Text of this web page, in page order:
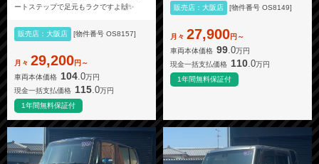
ートステップで足元もラクですよ🙌✨
販売店：大阪店 [物件番号 OS8157]
月々 29,200円～
車両本体価格 104.0万円
現金一括支払価格 115 .0万円
1年間無料保証付
販売店：大阪店 [物件番号 OS8149]
月々 27,900円～
車両本体価格 99.0万円
現金一括支払価格 110 .0万円
1年間無料保証付